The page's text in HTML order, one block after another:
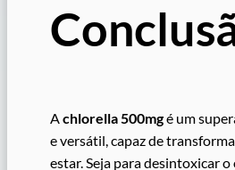
Achlorella 500mgé um
e versátil, capaz de
estar. Seja para desintoxicar